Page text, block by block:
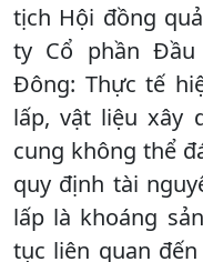
tịch Hội đồng
ty Cổ phần
Đông: Thực tế
lấp, vật liệu xây
cung không thể
quy định tài
lấp là khoáng
tục liên quan